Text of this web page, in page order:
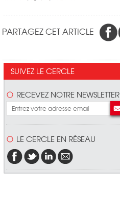
PARTAGEZ CET ARTICLE
SUIVEZ LE CERCLE
RECEVEZ NOTRE NEWSLETTER
LE CERCLE EN RÉSEAU